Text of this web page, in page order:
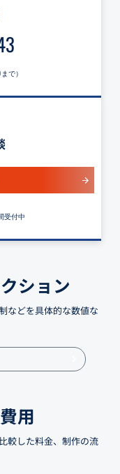
まで）
受付中
ション
などを具体的な数値な
用
較した料金、制作の流